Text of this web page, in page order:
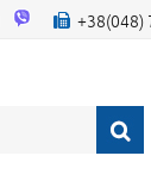
+38(048)